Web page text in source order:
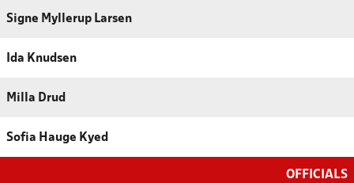
Signe Myllerup Larsen
Ida Knudsen
Milla Drud
Sofia Hauge Kyed
OFFICIALS